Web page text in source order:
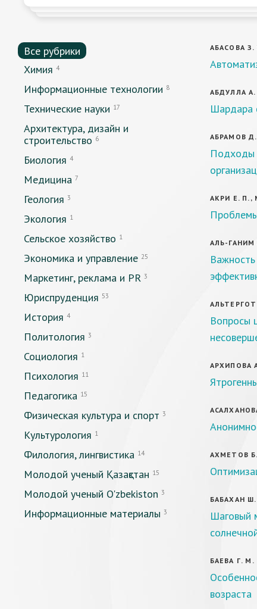
Все рубрики
Химия 4
Информационные технологии 8
Технические науки 17
Архитектура, дизайн и
строительство 6
Биология 4
Медицина 7
Геология 3
Экология 1
Сельское хозяйство 1
Экономика и управление 25
Маркетинг, реклама и PR 3
Юриспруденция 53
История 4
Политология 3
Социология 1
Психология 11
Педагогика 15
Физическая культура и спорт 3
Культурология 1
Филология, лингвистика 14
Молодой ученый Қазақстан 15
Молодой ученый O'zbekiston 3
Информационные материалы 3
АБАСОВА З.
АБДУЛЛА А.
Шардара
АБРАМОВ
Подходы
АКРИ Е. П.,
АЛЬ-ГАНИМ
АЛЬТЕРГОТ
Вопросы
АРХИПОВА
АХМЕТОВ
БАБАХАН
Шаговый
БАЕВА Г. М.
возраста